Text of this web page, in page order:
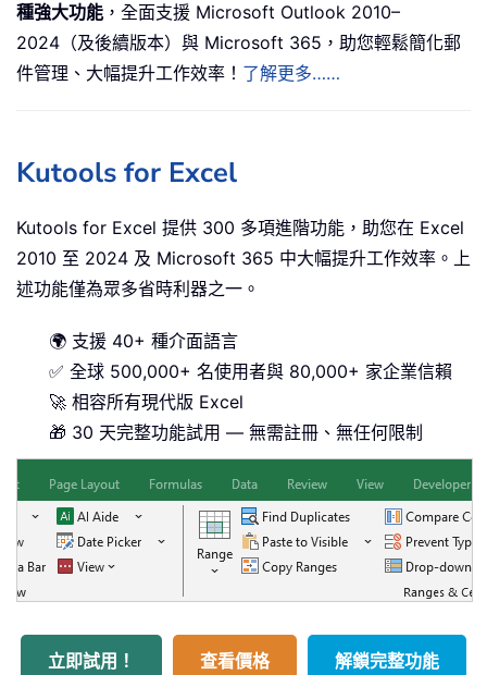
種強大功能 ，全面支援 Microsoft Outlook 2010–
2024（及後續版本）與 Microsoft 365，助您輕鬆簡化郵
件管理、大幅提升工作效率！ 了解更多……
Kutools for Excel
Kutools for Excel 提供 300 多項進階功能，助您在 Excel
2010 至 2024 及 Microsoft 365 中大幅提升工作效率。上
述功能僅為眾多省時利器之一。
🌍 支援 40+ 種介面語言
✅ 全球 500,000+ 名使用者與 80,000+ 家企業信賴
🚀 相容所有現代版 Excel
🎁 30 天完整功能試用 — 無需註冊、無任何限制
立即試用！ 查看價格 解鎖完整功能